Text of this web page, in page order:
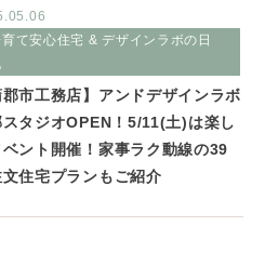
て安心住宅 & デザインラボの日
郡市工務店】アンドデザインラボ
タジオOPEN！5/11(土)は楽し
ベント開催！家事ラク動線の39
住宅プランもご紹介